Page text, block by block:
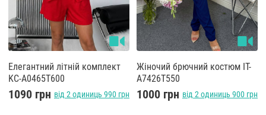
Елегантний літній комплект
KC-A0465T600
1090 грн від 2 одиниць 990 грн
Жіночий брючний костюм IT-
A7426T550
1000 грн від 2 одиниць 900 грн